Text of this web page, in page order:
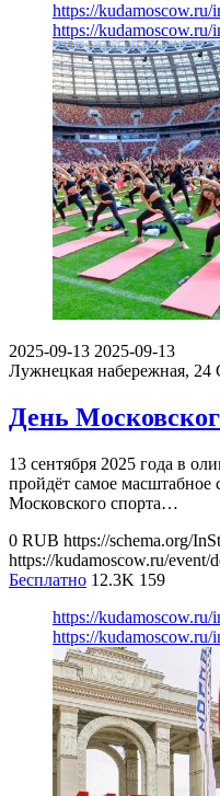
https://kudamoscow.ru/
https://kudamoscow.ru/
2025-09-13 2025-09-13
Лужнецкая набережная, 24
День
13 сентября 2025 года в
пройдёт самое
Московского спорта…
0 RUB https://schema.org/
https://kudamoscow.ru/event/
Бесплатно 12.3K 159
https://kudamoscow.ru/
https://kudamoscow.ru/